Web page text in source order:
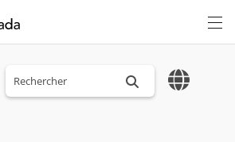
Search sitewide